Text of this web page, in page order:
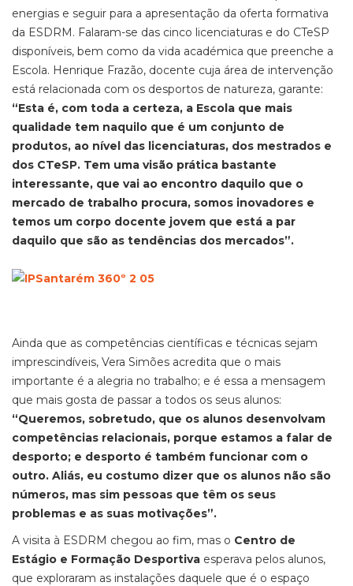
energias e seguir para a apresentação da oferta formativa
da ESDRM. Falaram-se das cinco licenciaturas e do CTeSP
disponíveis, bem como da vida académica que preenche a
Escola. Henrique Frazão, docente cuja área de intervenção
está relacionada com os desportos de natureza, garante:
“Esta é, com toda a certeza, a Escola que mais
qualidade tem naquilo que é um conjunto de
produtos, ao nível das licenciaturas, dos mestrados e
dos CTeSP. Tem uma visão prática bastante
interessante, que vai ao encontro daquilo que o
mercado de trabalho procura, somos inovadores e
temos um corpo docente jovem que está a par
daquilo que são as tendências dos mercados”.
Ainda que as competências científicas e técnicas sejam
imprescindíveis, Vera Simões acredita que o mais
importante é a alegria no trabalho; e é essa a mensagem
que mais gosta de passar a todos os seus alunos:
“Queremos, sobretudo, que os alunos desenvolvam
competências relacionais, porque estamos a falar de
desporto; e desporto é também funcionar com o
outro. Aliás, eu costumo dizer que os alunos não são
números, mas sim pessoas que têm os seus
problemas e as suas motivações”.
A visita à ESDRM chegou ao fim, mas o Centro de
Estágio e Formação Desportiva esperava pelos alunos,
que exploraram as instalações daquele que é o espaço